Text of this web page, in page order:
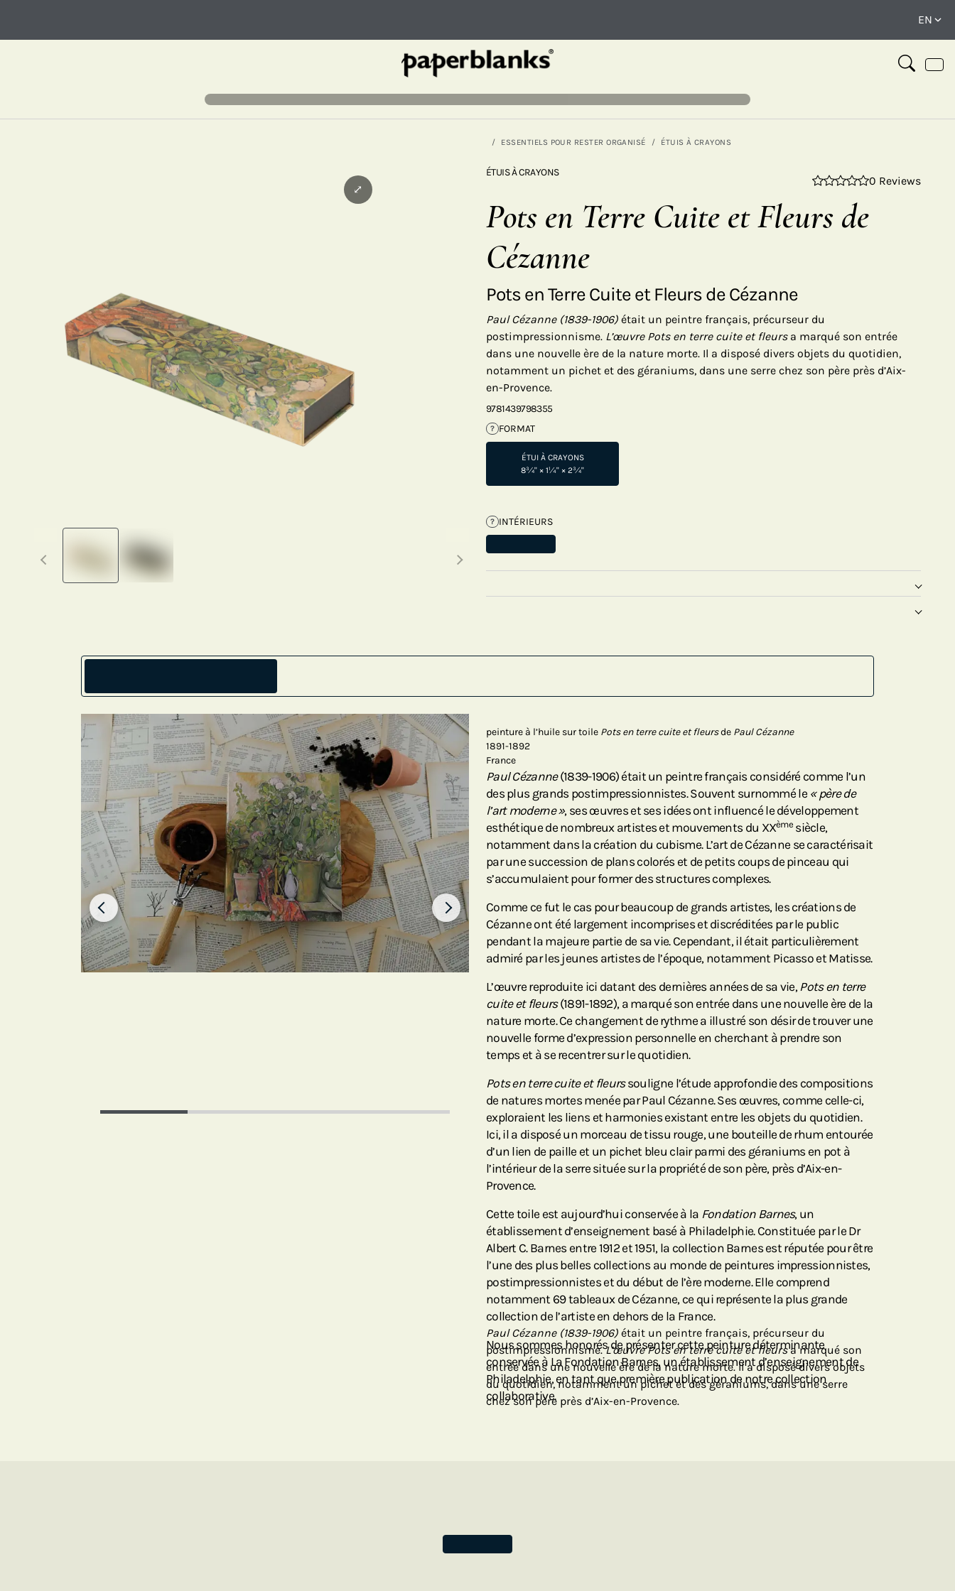
ESSENTIELS POUR RESTER ORGANISÉ ÉTUIS À CRAYONS
Next thumbnails
⤢
ÉTUIS À CRAYONS
0 Reviews
Pots en Terre Cuite et Fleurs de
Cézanne
Pots en Terre Cuite et Fleurs de Cézanne
Paul Cézanne (1839-1906) était un peintre français, précurseur du
postimpressionnisme. L’œuvre Pots en terre cuite et fleursa marqué son entrée
dans une nouvelle ère de la nature morte. Il a disposé divers objets du quotidien,
notamment un pichet et des géraniums, dans une serre chez son père près d’Aix-
en-Provence.
9781439798355
? FORMAT
ÉTUI À CRAYONS
8¾" × 1¼" × 2¾"
? INTÉRIEURS
peinture à l’huile sur toile Pots en terre cuite et fleursde Paul Cézanne
1891-1892
France
Paul Cézanne(1839-1906) était un peintre français considéré comme l’un
des plus grands postimpressionnistes. Souvent surnommé le « père de
l’art moderne », ses œuvres et ses idées ont influencé le développement
esthétique de nombreux artistes et mouvements du XXèmesiècle,
notamment dans la création du cubisme. L’art de Cézanne se caractérisait
par une succession de plans colorés et de petits coups de pinceau qui
s’accumulaient pour former des structures complexes.
Comme ce fut le cas pour beaucoup de grands artistes, les créations de
Cézanne ont été largement incomprises et discréditées par le public
pendant la majeure partie de sa vie. Cependant, il était particulièrement
admiré par les jeunes artistes de l’époque, notamment Picasso et Matisse.
L’œuvre reproduite ici datant des dernières années de sa vie, Pots en terre
cuite et fleurs(1891-1892), a marqué son entrée dans une nouvelle ère de la
nature morte. Ce changement de rythme a illustré son désir de trouver une
nouvelle forme d’expression personnelle en cherchant à prendre son
temps et à se recentrer sur le quotidien.
Pots en terre cuite et fleurssouligne l’étude approfondie des compositions
de natures mortes menée par Paul Cézanne. Ses œuvres, comme celle-ci,
exploraient les liens et harmonies existant entre les objets du quotidien.
Ici, il a disposé un morceau de tissu rouge, une bouteille de rhum entourée
d’un lien de paille et un pichet bleu clair parmi des géraniums en pot à
l’intérieur de la serre située sur la propriété de son père, près d’Aix-en-
Provence.
Cette toile est aujourd’hui conservée à la Fondation Barnes, un
établissement d’enseignement basé à Philadelphie. Constituée par le Dr
Albert C. Barnes entre 1912 et 1951, la collection Barnes est réputée pour être
l’une des plus belles collections au monde de peintures impressionnistes,
postimpressionnistes et du début de l’ère moderne. Elle comprend
notamment 69 tableaux de Cézanne, ce qui représente la plus grande
collection de l’artiste en dehors de la France.
Nous sommes honorés de présenter cette peinture déterminante
conservée à La Fondation Barnes, un établissement d’enseignement de
Philadelphie, en tant que première publication de notre collection
collaborative.
Paul Cézanne (1839-1906) était un peintre français, précurseur du
postimpressionnisme.L’œuvre Pots en terre cuite et fleursa marqué son
entrée dans une nouvelle ère de la nature morte. Il a disposé divers objets
du quotidien, notamment un pichet et des géraniums, dans une serre
chez son père près d’Aix-en-Provence.